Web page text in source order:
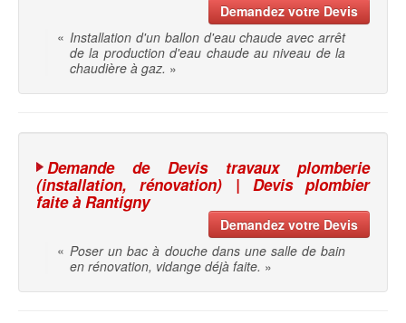
Demandez votre Devis
« Installation d'un ballon d'eau chaude avec arrêt
de la production d'eau chaude au niveau de la
chaudière à gaz. »
Demande de Devis travaux plomberie
(installation, rénovation) | Devis plombier
faite à Rantigny
Demandez votre Devis
« Poser un bac à douche dans une salle de bain
en rénovation, vidange déjà faite. »